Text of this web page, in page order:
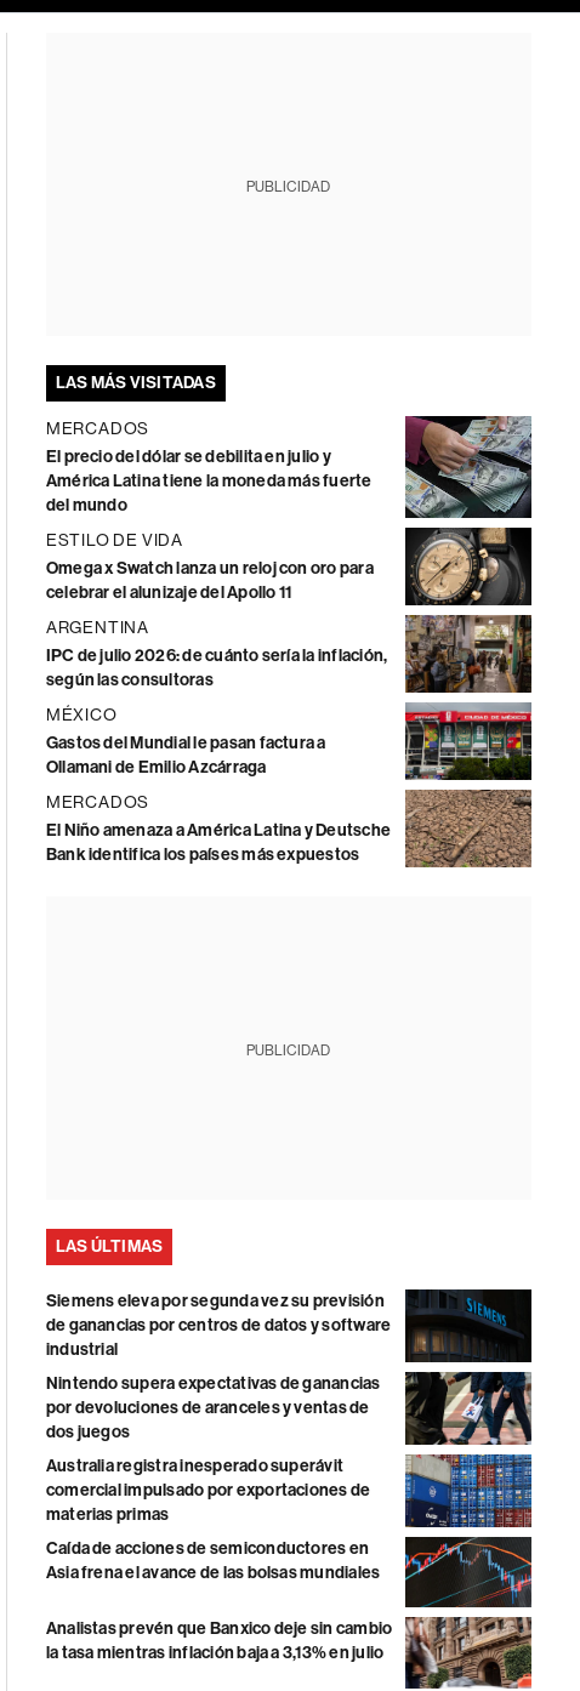
PUBLICIDAD
LAS MÁS VISITADAS
MERCADOS
El precio del dólar se debilita en julio y
América Latina tiene la moneda más fuerte
del mundo
ESTILO DE VIDA
Omega x Swatch lanza un reloj con oro para
celebrar el alunizaje del Apollo 11
ARGENTINA
IPC de julio 2026: de cuánto sería la inflación,
según las consultoras
MÉXICO
Gastos del Mundial le pasan factura a
Ollamani de Emilio Azcárraga
MERCADOS
El Niño amenaza a América Latina y Deutsche
Bank identifica los países más expuestos
PUBLICIDAD
LAS ÚLTIMAS
Siemens eleva por segunda vez su previsión
de ganancias por centros de datos y software
industrial
Nintendo supera expectativas de ganancias
por devoluciones de aranceles y ventas de
dos juegos
Australia registra inesperado superávit
comercial impulsado por exportaciones de
materias primas
Caída de acciones de semiconductores en
Asia frena el avance de las bolsas mundiales
Analistas prevén que Banxico deje sin cambio
la tasa mientras inflación baja a 3,13% en julio